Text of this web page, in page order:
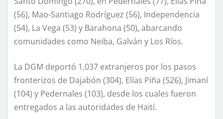
(56), Mao-Santiago Rodríguez (56), Independencia
(54), La Vega (53) y Barahona (50), abarcando
comunidades como Neiba, Galván y Los Ríos.
La DGM deportó 1,037 extranjeros por los pasos
fronterizos de Dajabón (304), Elías Piña (526), Jimaní
(104) y Pedernales (103), desde los cuales fueron
entregados a las autoridades de Haití.